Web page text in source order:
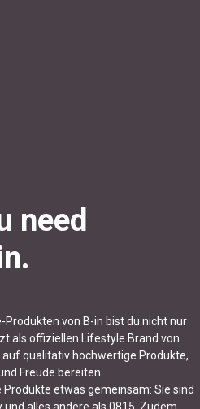
need
Produkten von B-in bist du nicht nur
als offiziellen Lifestyle Brand von
auf qualitativ hochwertige Produkte,
Freude bereiten.
Produkte etwas gemeinsam: Sie sind
alles andere als 0815. Zudem